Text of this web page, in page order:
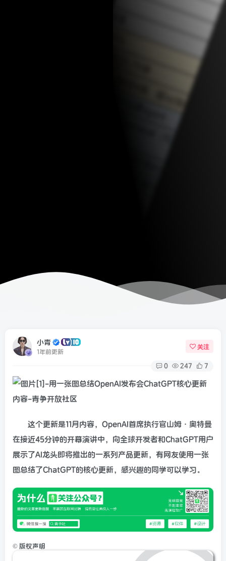
小青
1年前更新
关注
0 247 7
这个更新是11月内容，OpenAI首席执行官山姆·奥特曼
在接近45分钟的开幕演讲中，向全球开发者和ChatGPT用户
展示了AI龙头即将推出的一系列产品更新，有网友使用一张
图总结了ChatGPT的核心更新，感兴趣的同学可以学习。
© 版权声明